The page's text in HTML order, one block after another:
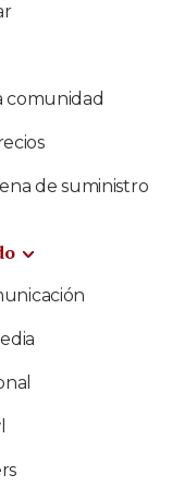
comunidad
de suministro